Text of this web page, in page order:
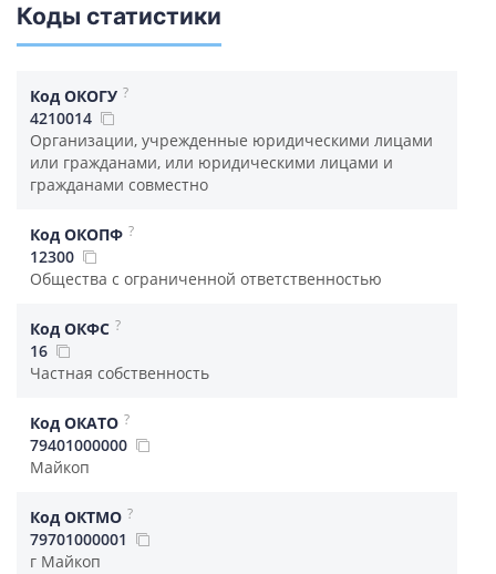
Коды статистики
Код ОКОГУ ?
4210014
Организации, учрежденные юридическими лицами
или гражданами, или юридическими лицами и
гражданами совместно
Код ОКОПФ ?
12300
Общества с ограниченной ответственностью
Код ОКФС ?
16
Частная собственность
Код ОКАТО ?
79401000000
Майкоп
Код ОКТМО ?
79701000001
г Майкоп